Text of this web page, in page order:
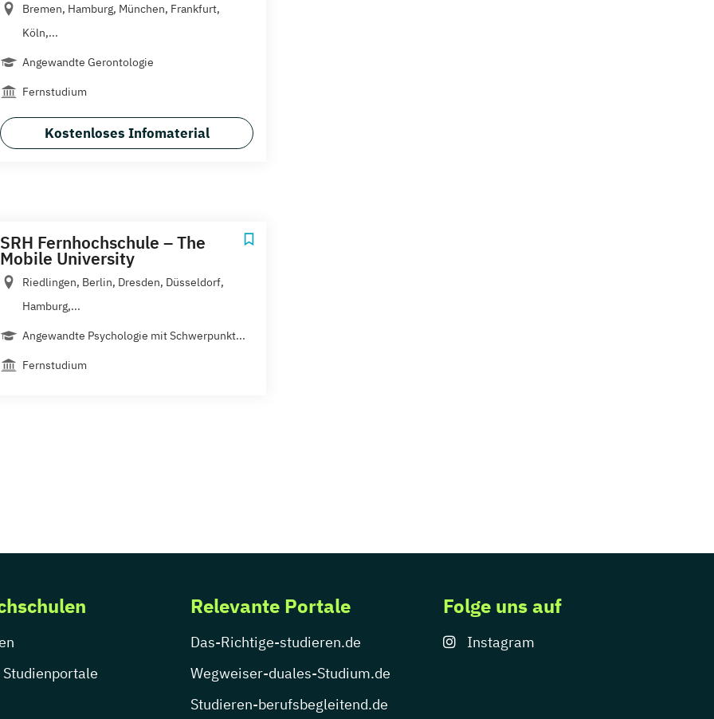
Bremen, Hamburg, München, Frankfurt,
Köln,...
Angewandte Gerontologie
Fernstudium
Kostenloses Infomaterial
SRH Fernhochschule – The
Mobile University
Riedlingen, Berlin, Dresden, Düsseldorf,
Hamburg,...
Angewandte Psychologie mit Schwerpunkt...
Fernstudium
Relevante Portale
Das-Richtige-studieren.de
Wegweiser-duales-Studium.de
Studieren-berufsbegleitend.de
Folge uns auf
Instagram